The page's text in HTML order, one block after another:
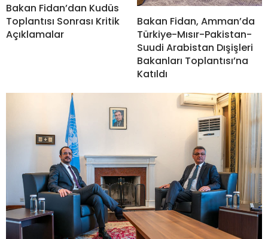
Bakan Fidan’dan Kudüs
Toplantısı Sonrası Kritik
Açıklamalar
Bakan Fidan, Amman’da
Türkiye-Mısır-Pakistan-
Suudi Arabistan Dışişleri
Bakanları Toplantısı’na
Katıldı